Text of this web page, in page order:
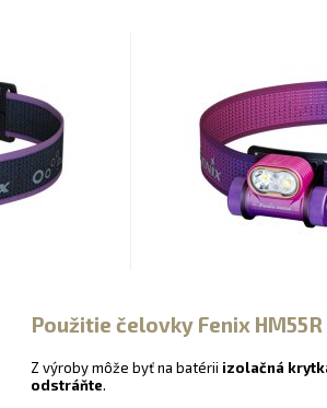
Použitie čelovky Fenix HM55R
Z výroby môže byť na batérii izolačná
odstráňte.